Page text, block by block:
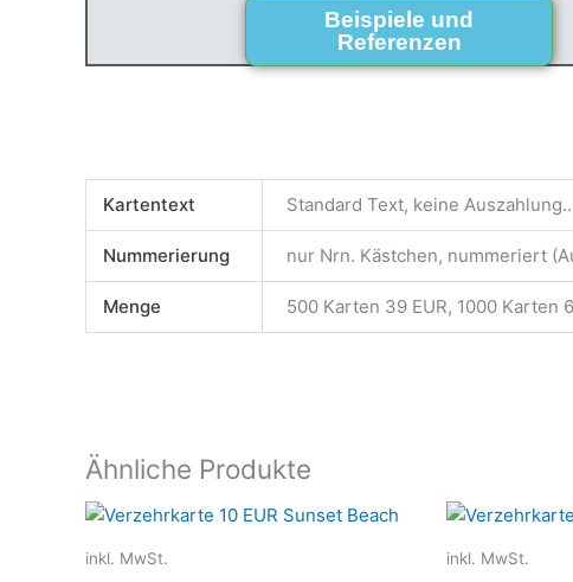
Beispiele und
Referenzen
Kartentext Standard Text, keine
Nummerierung nur Nrn. Kästchen, nummeriert
Menge 500 Karten 39 EUR, 1000 Karten
Ähnliche Produkte
inkl. MwSt.
Dieses
inkl. MwSt.